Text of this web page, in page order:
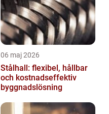
06 maj 2026
Stålhall: flexibel, hållbar
och kostnadseffektiv
byggnadslösning